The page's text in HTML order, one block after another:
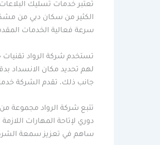
تُعتبر خدمات تسليك
الكثير من سكان دبي من
سرعة فعالية الخدمات
تستخدم شركة الرواد
لهم تحديد مكان الانسداد
جانب ذلك، تقدم الشركة
تتبع شركة الرواد مجموعة
دوري لإتاحة المهارات
ساهم في تعزيز سمعة